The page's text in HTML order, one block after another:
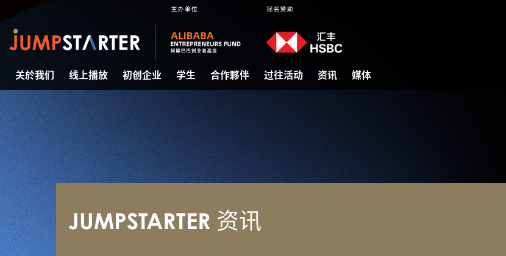
关於我们 线上播放 初创企业 学生 合作夥伴 过往活动 资讯 媒体
JUMPSTARTER 资讯